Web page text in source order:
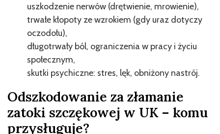
uszkodzenie nerwów (drętwienie, mrowienie),
trwałe kłopoty ze wzrokiem (gdy uraz dotyczy
oczodołu),
długotrwały ból, ograniczenia w pracy i życiu
społecznym,
skutki psychiczne: stres, lęk, obniżony nastrój.
Odszkodowanie za złamanie
zatoki szczękowej w UK – komu
przysługuje?